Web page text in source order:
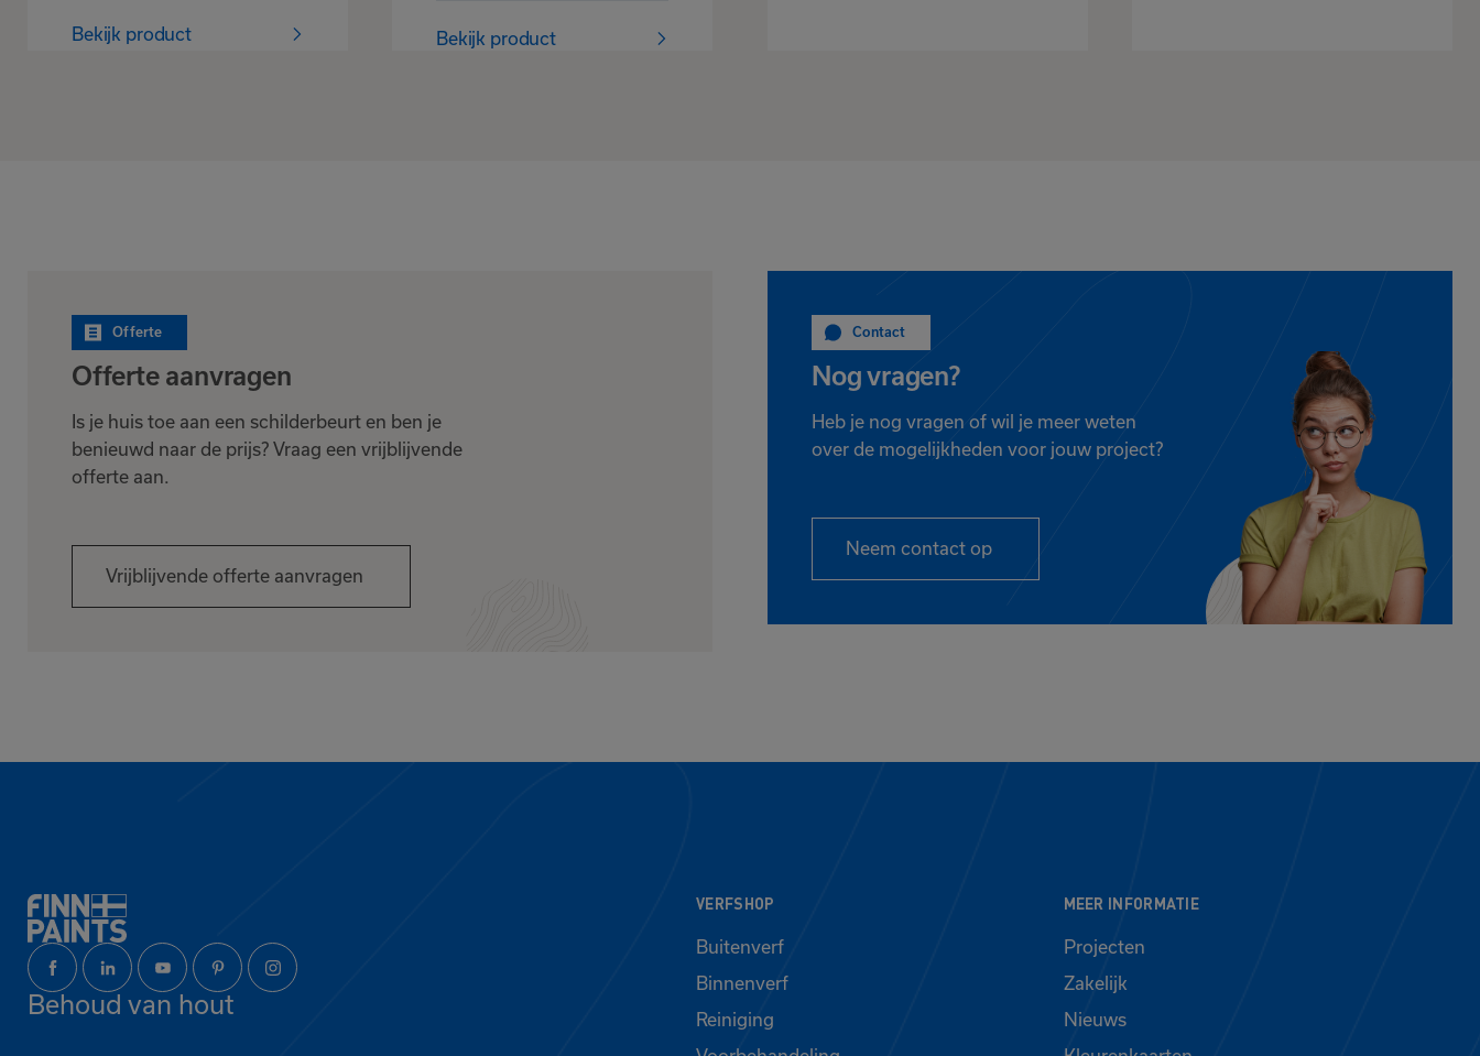
Bekijk product Bekijk product
Offerte
Offerte aanvragen
Is je huis toe aan een schilderbeurt en ben je
benieuwd naar de prijs? Vraag een vrijblijvende
offerte aan.
Vrijblijvende offerte aanvragen
Contact
Nog vragen?
Heb je nog vragen of wil je meer weten
over de mogelijkheden voor jouw project?
Neem contact op
Behoud van hout
VERFSHOP
Buitenverf
Binnenverf
Reiniging
MEER INFORMATIE
Projecten
Zakelijk
Nieuws